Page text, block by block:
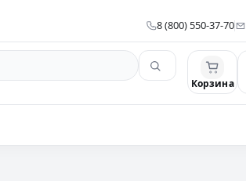
8 (800) 550-37-70
Корзина